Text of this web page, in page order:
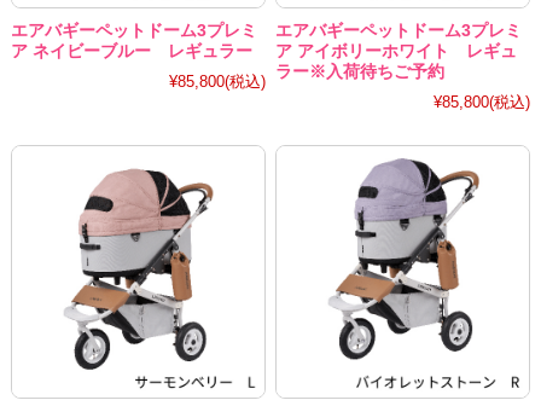
エアバギーペットドーム3プレミ
ア ネイビーブルー レギュラー
¥85,800(税込)
エアバギーペットドーム3プレミ
ア アイボリーホワイト レギュ
ラー※入荷待ちご予約
¥85,800(税込)